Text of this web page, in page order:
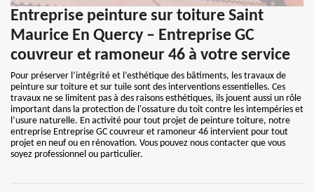
Entreprise peinture sur toiture Saint
Maurice En Quercy – Entreprise GC
couvreur et ramoneur 46 à votre service
Pour préserver l’intégrité et l’esthétique des bâtiments, les travaux de
peinture sur toiture et sur tuile sont des interventions essentielles. Ces
travaux ne se limitent pas à des raisons esthétiques, ils jouent aussi un rôle
important dans la protection de l'ossature du toit contre les intempéries et
l’usure naturelle. En activité pour tout projet de peinture toiture, notre
entreprise Entreprise GC couvreur et ramoneur 46 intervient pour tout
projet en neuf ou en rénovation. Vous pouvez nous contacter que vous
soyez professionnel ou particulier.